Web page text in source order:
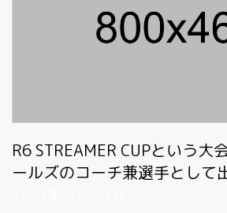
R6 STREAMER CUPという大
ールズのコーチ兼選手として